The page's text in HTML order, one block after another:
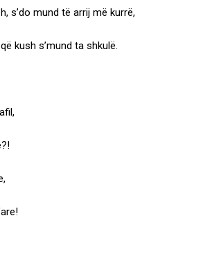
s’do mund të arrij më kurrë,
kush s’mund ta shkulë.